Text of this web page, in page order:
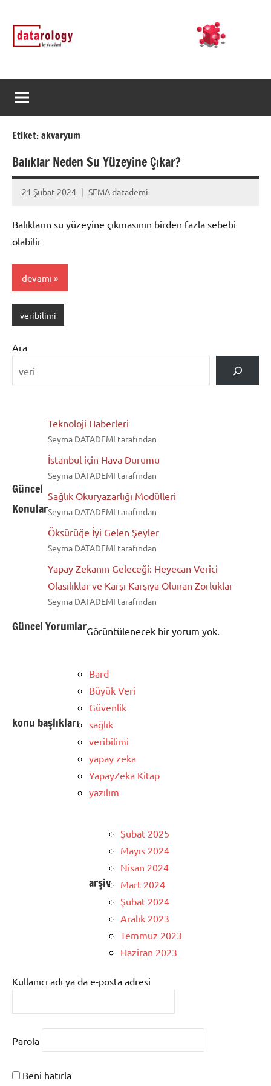
geçDATArology
by
rology
Etiket:akvaryum
Balıklar Neden Su Yüzeyine Çıkar?
21 Şubat 2024 SEMA datademi
Yorum
Balıkların su yüzeyine çıkmasının birden fazla sebebi
olabilir
devamı
veribilimi
Ara
Güncel
Konular
Teknoloji Haberleri
Seyma DATADEMI tarafından
İstanbul için Hava Durumu
Seyma DATADEMI tarafından
Sağlık Okuryazarlığı Modülleri
Seyma DATADEMI tarafından
Öksürüğe İyi Gelen Şeyler
Seyma DATADEMI tarafından
Yapay Zekanın Geleceği: Heyecan Verici
Olasılıklar ve Karşı Karşıya Olunan Zorluklar
Seyma DATADEMI tarafından
Güncel YorumlarGörüntülenecek bir yorum yok.
konu başlıkları
Bard
Büyük Veri
Güvenlik
sağlık
veribilimi
yapay zeka
YapayZeka Kitap
yazılım
arşiv
Şubat 2025
Mayıs 2024
Nisan 2024
Mart 2024
Şubat 2024
Aralık 2023
Temmuz 2023
Haziran 2023
Kullanıcı adı ya da e-posta adresi
Parola
Beni hatırla